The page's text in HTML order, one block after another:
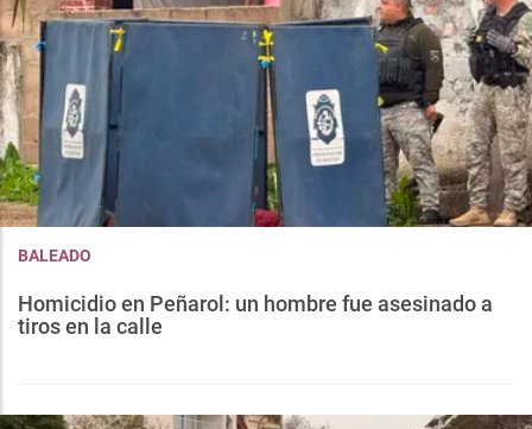
BALEADO
Homicidio en Peñarol: un hombre fue asesinado a
tiros en la calle